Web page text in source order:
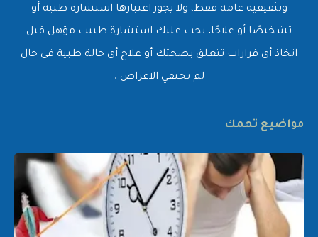
وتثقيفية عامة فقط، ولا يجوز اعتبارها استشارة طبية أو
تشخيصًا أو علاجًا. يجب عليك استشارة طبيب مؤهل قبل
اتخاذ أي قرارات تتعلق بصحتك أو علاج أي حالة طبية في حال
لم تختفي الاعراض .
مواضيع تهمك